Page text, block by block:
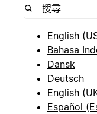
English
Bahasa
Dansk
Deutsch
English
Español